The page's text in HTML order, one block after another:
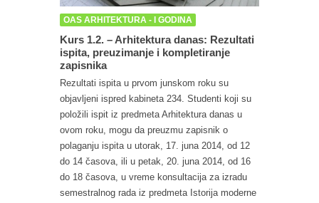
OAS ARHITEKTURA - I GODINA
Kurs 1.2. – Arhitektura danas: Rezultati
ispita, preuzimanje i kompletiranje
zapisnika
Rezultati ispita u prvom junskom roku su
objavljeni ispred kabineta 234. Studenti koji su
položili ispit iz predmeta Arhitektura danas u
ovom roku, mogu da preuzmu zapisnik o
polaganju ispita u utorak, 17. juna 2014, od 12
do 14 časova, ili u petak, 20. juna 2014, od 16
do 18 časova, u vreme konsultacija za izradu
semestralnog rada iz predmeta Istorija moderne